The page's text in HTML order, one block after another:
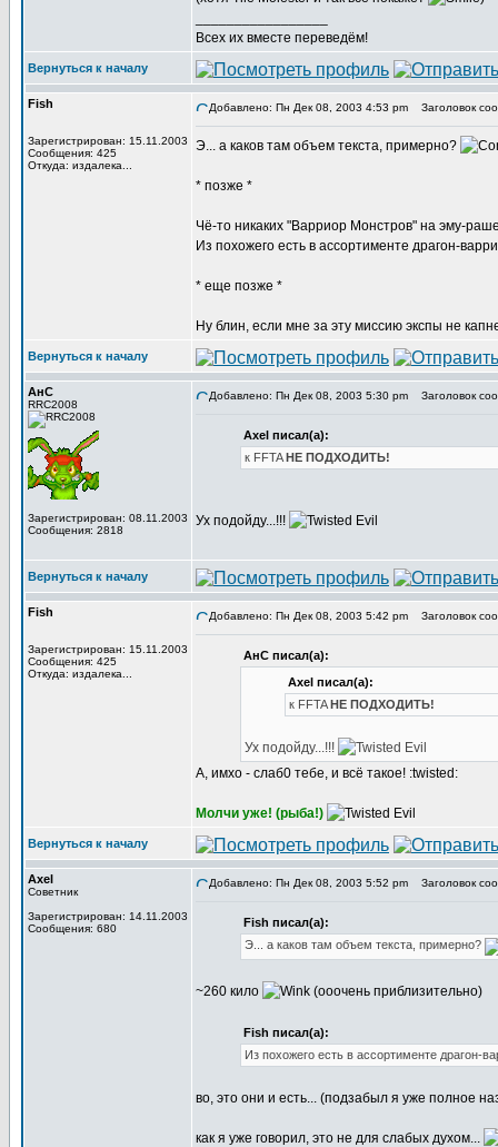
Всех их вместе переведём!
Вернуться к началу
Fish
Зарегистрирован: 15.11.2003
Сообщения: 425
Откуда: издалека...
Добавлено: Пн Дек 08, 2003 4:53 pm Заголовок
Э... а каков там объем текста, примерно?
* позже *
Чё-то никаких "Варриор Монстров" на эму-
Из похожего есть в ассортименте драгон-
* еще позже *
Ну блин, если мне за эту миссию экспы не
Вернуться к началу
АнС
RRC2008
Зарегистрирован: 08.11.2003
Сообщения: 2818
Добавлено: Пн Дек 08, 2003 5:30 pm Заголовок
Axel писал(а):
к FFTAНЕ ПОДХОДИТЬ!
Ух подойду...!!!
Вернуться к началу
Fish
Зарегистрирован: 15.11.2003
Сообщения: 425
Откуда: издалека...
Добавлено: Пн Дек 08, 2003 5:42 pm Заголовок
АнС писал(а):
Axel писал(а):
к FFTAНЕ ПОДХОДИТЬ!
Ух подойду...!!!
А, имхо - слаб0 тебе, и всё такое! :twisted:
Молчи уже! (рыба!)
Вернуться к началу
Axel
Советник
Зарегистрирован: 14.11.2003
Сообщения: 680
Добавлено: Пн Дек 08, 2003 5:52 pm Заголовок
Fish писал(а):
Э... а каков там объем текста, примерно?
~260 кило (ооочень приблизительно)
Fish писал(а):
Из похожего есть в ассортименте драгон-
во, это они и есть... (подзабыл я уже полное
как я уже говорил, это не для слабых духом...